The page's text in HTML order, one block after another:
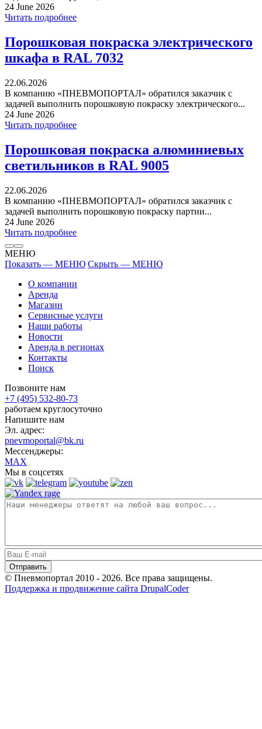
24 June 2026
Читать подробнее
Порошковая покраска электрического
шкафа в RAL 7032
22.06.2026
В компанию «ПНЕВМОПОРТАЛ» обратился заказчик с
задачей выполнить порошковую покраску электрического...
24 June 2026
Читать подробнее
Порошковая покраска алюминиевых
светильников в RAL 9005
22.06.2026
В компанию «ПНЕВМОПОРТАЛ» обратился заказчик с
задачей выполнить порошковую покраску партии...
24 June 2026
Читать подробнее
МЕНЮ
Показать — МЕНЮ Скрыть — МЕНЮ
О компании
Аренда
Магазин
Сервисные услуги
Наши работы
Новости
Аренда в регионах
Контакты
Поиск
Позвоните нам
+7 (495) 532-80-73
работаем круглосуточно
Напишите нам
Эл. адрес:
pnevmoportal@bk.ru
Мессенджеры:
MAX
Мы в соцсетях
© Пневмопортал 2010 - 2026. Все права защищены.
Поддержка и продвижение сайта DrupalCoder